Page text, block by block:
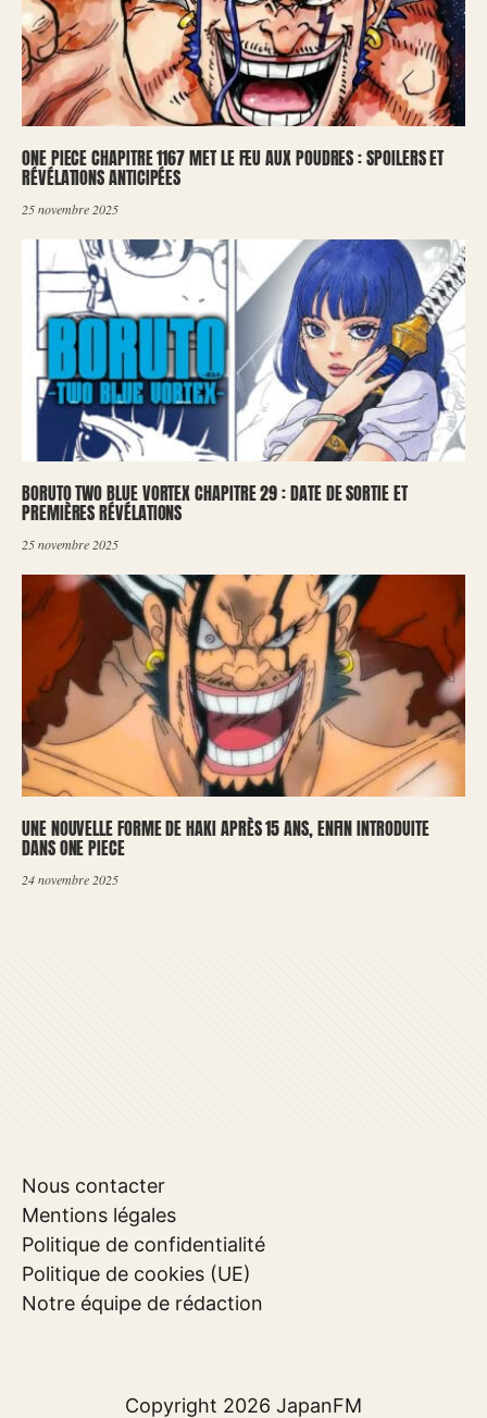
ONE PIECE CHAPITRE 1167 MET LE FEU AUX POUDRES : SPOILERS ET
RÉVÉLATIONS ANTICIPÉES
25 novembre 2025
BORUTO TWO BLUE VORTEX CHAPITRE 29 : DATE DE SORTIE ET
PREMIÈRES RÉVÉLATIONS
25 novembre 2025
UNE NOUVELLE FORME DE HAKI APRÈS 15 ANS, ENFIN INTRODUITE
DANS ONE PIECE
24 novembre 2025
Nous contacter
Mentions légales
Politique de confidentialité
Politique de cookies (UE)
Notre équipe de rédaction
Copyright 2026 JapanFM